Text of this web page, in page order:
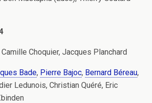
Choquier, Jacques Planchard
Bade, Pierre Bajoc, Bernard Béreau,
Ledunois, Christian Quéré, Eric